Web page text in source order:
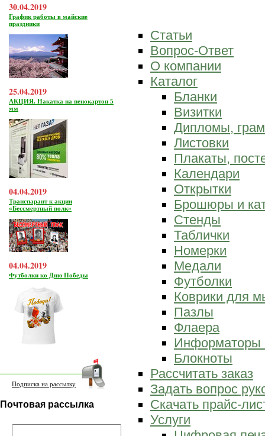
30.04.2019
График работы в майские
праздники
25.04.2019
АКЦИЯ. Накатка на пенокартон 5
мм
04.04.2019
Транспарант к акции
«Бессмертный полк»
04.04.2019
Футболки ко Дню Победы
Подписка на рассылку
Почтовая рассылка
Статьи
Вопрос-Ответ
О компании
Каталог
Бланки
Визитки
Дипломы,
Листовки
Плакаты,
Календари
Открытки
Брошюры и
Стенды
Таблички
Номерки
Медали
Футболки
Коврики для
Пазлы
Флаера
Информаторы
Блокноты
Рассчитать заказ
Задать вопрос
Скачать прайс-
Услуги